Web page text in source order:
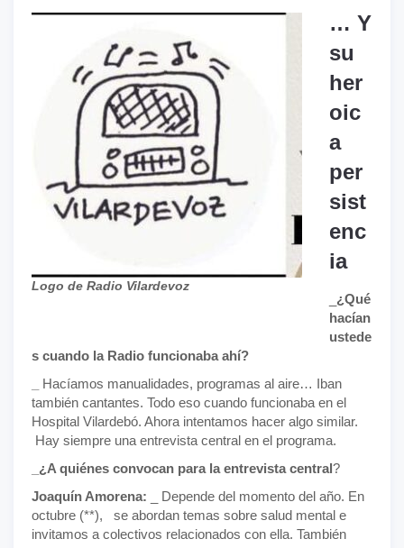
Logo de Radio Vilardevoz
… Y
su
her
oic
a
per
sist
enc
ia
¿Qué
hacían
ustede
s cuando la Radio funcionaba ahí?
Hacíamos manualidades, programas al aire… Iban
también cantantes. Todo eso cuando funcionaba en el
Hospital Vilardebó. Ahora intentamos hacer algo similar.
Hay siempre una entrevista central en el programa.
_¿A quiénes convocan para la entrevista central?
Joaquín Amorena: _ Depende del momento del año. En
octubre (**), se abordan temas sobre salud mental e
invitamos a colectivos relacionados con ella. También